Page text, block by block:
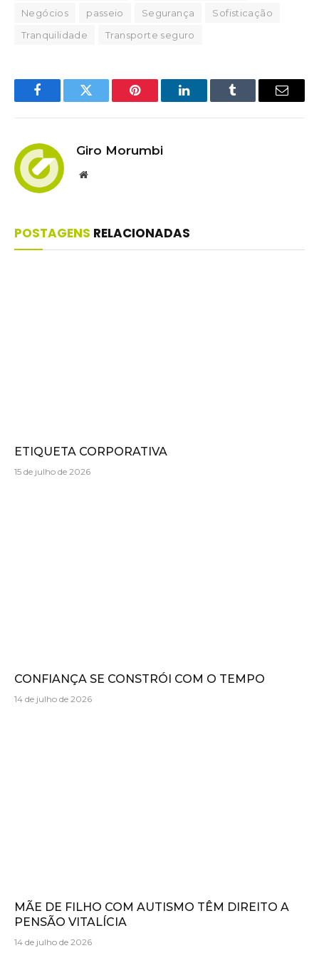
Negócios passeio Segurança
Sofisticação
Tranquilidade
Transporte seguro
FacebookTwitter Pinterest LinkedInTumblr Email
Giro Morumbi
Website
POSTAGENS RELACIONADAS
ETIQUETA CORPORATIVA
15 de julho de 2026
CONFIANÇA SE CONSTRÓI COM O TEMPO
14 de julho de 2026
MÃE DE FILHO COM AUTISMO TÊM DIREITO A
PENSÃO VITALÍCIA
14 de julho de 2026